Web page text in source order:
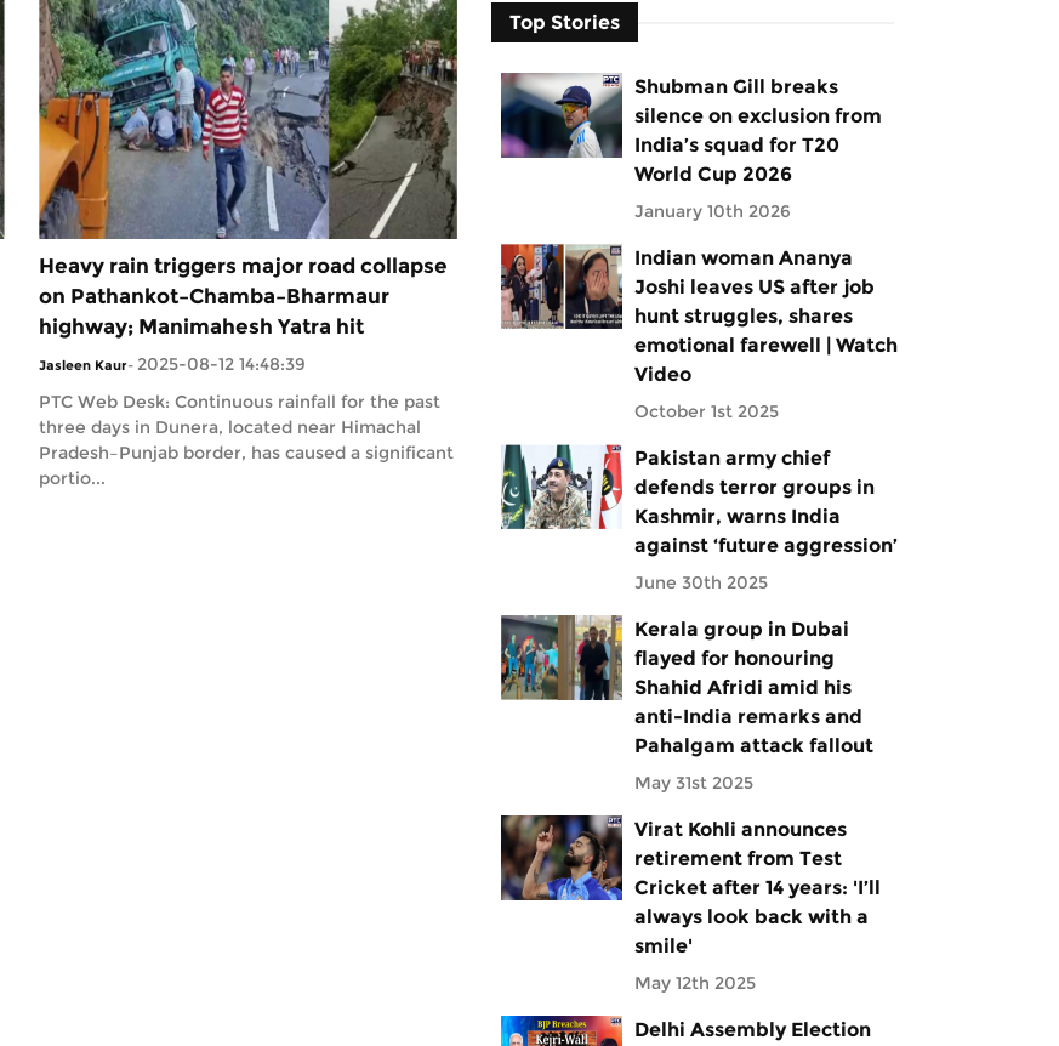
Heavy rain triggers major road collapse
on Pathankot–Chamba–Bharmaur
highway; Manimahesh Yatra hit
Jasleen Kaur- 2025-08-12 14:48:39
PTC Web Desk: Continuous rainfall for the past
three days in Dunera, located near Himachal
Pradesh–Punjab border, has caused a significant
portio...
Top Stories
Shubman Gill breaks
silence on exclusion from
India’s squad for T20
World Cup 2026
January 10th 2026
Indian woman Ananya
Joshi leaves US after job
hunt struggles, shares
emotional farewell | Watch
Video
October 1st 2025
Pakistan army chief
defends terror groups in
Kashmir, warns India
against ‘future aggression’
June 30th 2025
Kerala group in Dubai
flayed for honouring
Shahid Afridi amid his
anti-India remarks and
Pahalgam attack fallout
May 31st 2025
Virat Kohli announces
retirement from Test
Cricket after 14 years: 'I’ll
always look back with a
smile'
May 12th 2025
Delhi Assembly Election